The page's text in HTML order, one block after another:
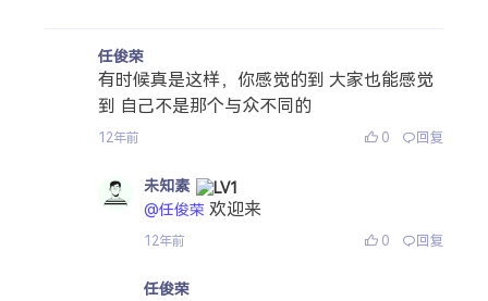
任俊荣
有时候真是这样，你感觉的到 大家也能感觉
到 自己不是那个与众不同的
12年前 0 回复
未知素
@任俊荣 欢迎来
12年前 0 回复
任俊荣